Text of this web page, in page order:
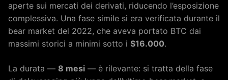
aperte sui mercati dei derivati, riducendo l’esposizione
complessiva. Una fase simile si era verificata durante il
bear market del 2022, che aveva portato BTC dai
massimi storici a minimi sotto i $16.000.
La durata — 8 mesi — è rilevante: si tratta della fase